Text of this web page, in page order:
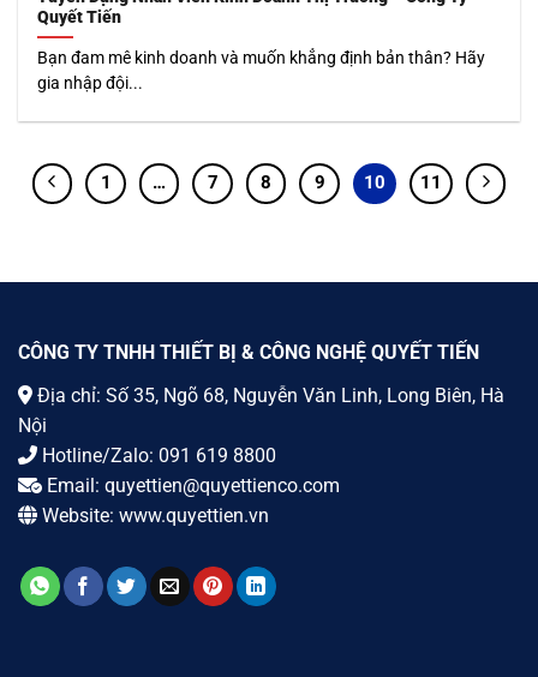
Quyết Tiến
Bạn đam mê kinh doanh và muốn khẳng định bản thân? Hãy
gia nhập đội...
1 … 7 8 9 10 11
CÔNG TY TNHH THIẾT BỊ & CÔNG NGHỆ QUYẾT TIẾN
Địa chỉ: Số 35, Ngõ 68, Nguyễn Văn Linh, Long Biên, Hà
Nội
Hotline/Zalo: 091 619 8800
Email: quyettien@quyettienco.com
Website: www.quyettien.vn